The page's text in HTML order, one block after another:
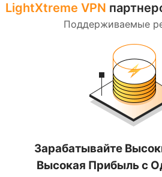
LightXtreme VPN
Поддерживаемые
Зарабатывайте
Высокая Прибыль с